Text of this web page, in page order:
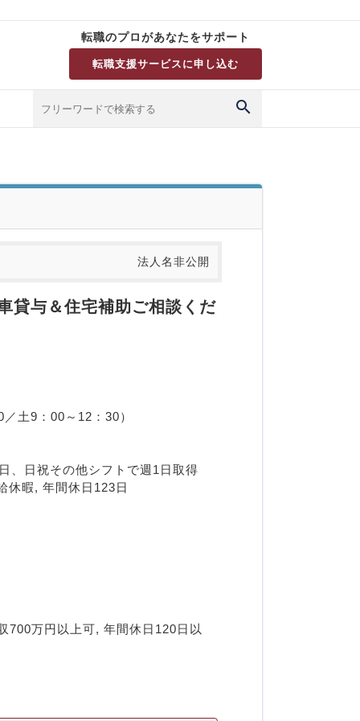
転職のプロがあなたをサポート
転職支援サービスに申し込む
法人名非公開
貸与＆住宅補助ご相談くだ
土9：00～12：30）
、日祝その他シフトで週1日取得
休暇, 年間休日123日
700万円以上可, 年間休日120日以